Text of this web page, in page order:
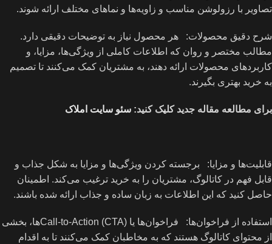
تصاویر با رزولوشن مناسب و زاویه‌ها و نماهای مختلف ارائه شوند.
شرح دقیق محصولات: هر محصول نیاز به توضیحات دقیقی دارد.
مطالب مختصر و روان که اطلاعات کاملی از ویژگی‌ها، مزایا، و
کاربردهای محصولات ارائه دهند، به مشتریان کمک می‌کنند تا تصمیم
به خرید بهتری بگیرند.
برای مطالعه مقاله جدید کلیک کنید: سئو سایت املاک
قابلیت‌ها و مزایا: برجسته کردن ویژگی‌ها و مزایا به شکل جذاب و
قابل فهم در کاتالوگ، مشتریان را به خرید ترغیب می‌کند. اطمینان
حاصل کنید که این اطلاعات به زبان ساده و جذاب ارائه شده باشند.
استفاده از فراخوان‌ها: فراخوان‌ها یا Call-to-Action (CTA)ها، بخشی
از محتوای کاتالوگ هستند که به مخاطبان کمک می‌کنند تا به اقدام